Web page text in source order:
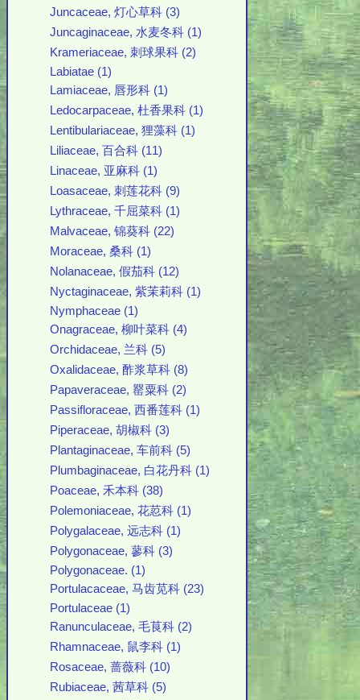
Juncaceae, 灯心草科 (3)
Juncaginaceae, 水麦冬科 (1)
Krameriaceae, 刺球果科 (2)
Labiatae (1)
Lamiaceae, 唇形科 (1)
Ledocarpaceae, 杜香果科 (1)
Lentibulariaceae, 狸藻科 (1)
Liliaceae, 百合科 (11)
Linaceae, 亚麻科 (1)
Loasaceae, 刺莲花科 (9)
Lythraceae, 千屈菜科 (1)
Malvaceae, 锦葵科 (22)
Moraceae, 桑科 (1)
Nolanaceae, 假茄科 (12)
Nyctaginaceae, 紫茉莉科 (1)
Nymphaceae (1)
Onagraceae, 柳叶菜科 (4)
Orchidaceae, 兰科 (5)
Oxalidaceae, 酢浆草科 (8)
Papaveraceae, 罂粟科 (2)
Passifloraceae, 西番莲科 (1)
Piperaceae, 胡椒科 (3)
Plantaginaceae, 车前科 (5)
Plumbaginaceae, 白花丹科 (1)
Poaceae, 禾本科 (38)
Polemoniaceae, 花荵科 (1)
Polygalaceae, 远志科 (1)
Polygonaceae, 蓼科 (3)
Polygonaceae. (1)
Portulacaceae, 马齿苋科 (23)
Portulaceae (1)
Ranunculaceae, 毛茛科 (2)
Rhamnaceae, 鼠李科 (1)
Rosaceae, 蔷薇科 (10)
Rubiaceae, 茜草科 (5)